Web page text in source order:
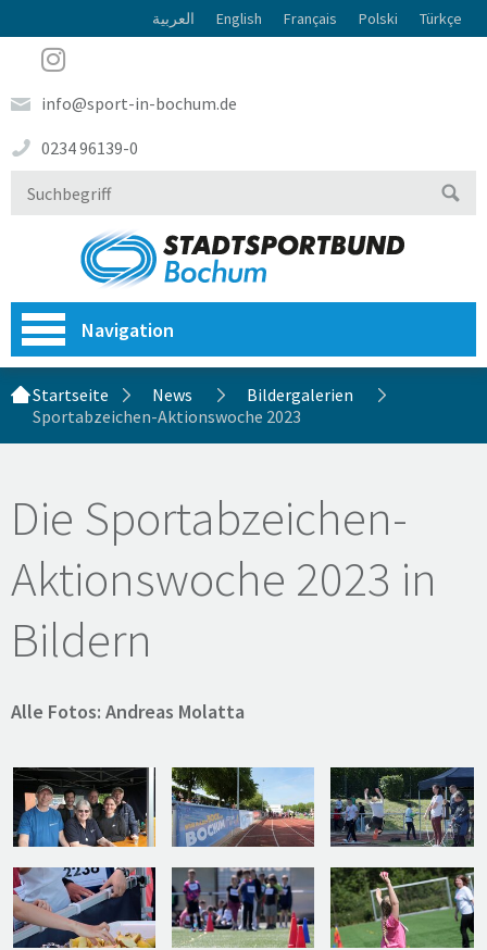
العربية English Français Polski Türkçe
info@sport-in-bochum.de
0234 96139-0
Navigation
Startseite News
Bildergalerien
Sportabzeichen-Aktionswoche 2023
Die Sportabzeichen-
Aktionswoche 2023 in
Bildern
Alle Fotos: Andreas Molatta